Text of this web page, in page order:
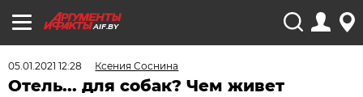
AIF.BY
05.01.2021 12:28 Ксения Соснина
Отель... для собак? Чем живет